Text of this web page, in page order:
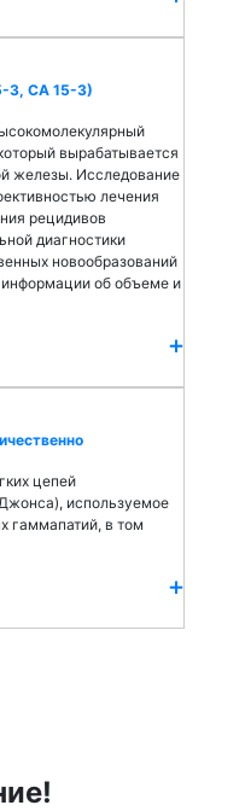
3, СА 15-3)
вырабатывается
железы. Исследование
лечения
рецидивов
диагностики
новообразований
об объеме и
цепей
используемое
гаммапатий, в том